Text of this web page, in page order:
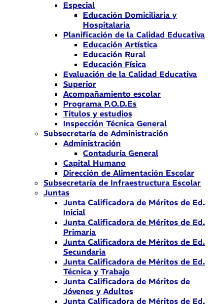
Especial
Educación Domiciliaria y
Hospitalaria
Planificación de la Calidad Educativa
Educación Artística
Educación Rural
Educación Física
Evaluación de la Calidad Educativa
Superior
Acompañamiento escolar
Programa P.O.D.Es
Títulos y estudios
Inspección Técnica General
Subsecretaría de Administración
Administración
Contaduría General
Capital Humano
Dirección de Alimentación Escolar
Subsecretaría de Infraestructura Escolar
Juntas
Junta Calificadora de Méritos de Ed.
Inicial
Junta Calificadora de Méritos de Ed.
Primaria
Junta Calificadora de Méritos de Ed.
Secundaria
Junta Calificadora de Méritos de Ed.
Técnica y Trabajo
Junta Calificadora de Méritos de
Jóvenes y Adultos
Junta Calificadora de Méritos de Ed.